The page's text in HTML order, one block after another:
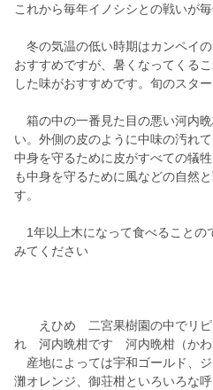
これから毎年イノシシとの戦いが
冬の気温の低い時期はカンペイ
おすすめですが、暑くなってくる
した味がおすすめです。旬のスター
箱の中の一番見た目の悪い河内
い。外側の皮のように中味の汚れ
中身を守るために皮がすべての犠
も中身を守るために風などの自然
す。
1年以上木になって食べることの
みてください
えひめ 二宮果樹園の中でリピ
れ 河内晩柑です 河内晩柑（かわ
産地によっては宇和ゴールド、ジ
灘オレンジ、御荘柑といろいろな